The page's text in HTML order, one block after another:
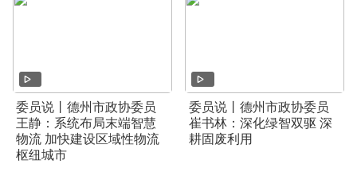
委员说丨德州市政协委员
王静：系统布局末端智慧
物流 加快建设区域性物流
枢纽城市
委员说丨德州市政协委员
崔书林：深化绿智双驱 深
耕固废利用